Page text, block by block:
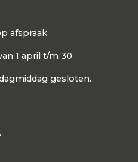
afspraak
1 april t/m 30
gesloten.